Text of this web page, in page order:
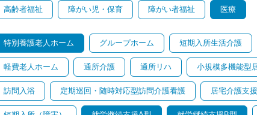
高齢者福祉 障がい児・保育 障がい者福祉 医療
特別養護老人ホーム グループホーム 短期入所生活介護
軽費老人ホーム 通所介護 通所リハ 小規模多機能型
訪問入浴 定期巡回・随時対応型訪問介護看護 居宅介護支援